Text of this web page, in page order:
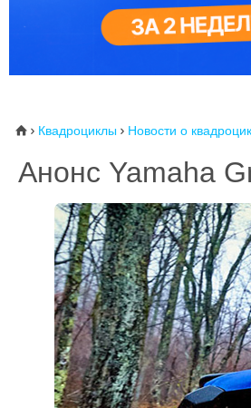
⌂  Квадроциклы  Новости о
Анонс Yamaha